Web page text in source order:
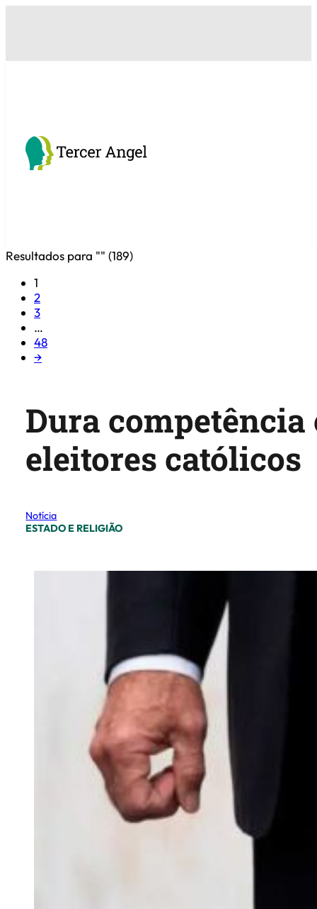
Resultados para "" (189)
1
2
3
…
48
→
Dura
eleitores católicos
Notícia
ESTADO E RELIGIÃO